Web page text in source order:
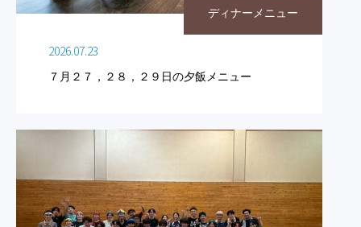
ディナーメニュー
2026.07.23
７月２７，２８，２９日の夕飯メニュー